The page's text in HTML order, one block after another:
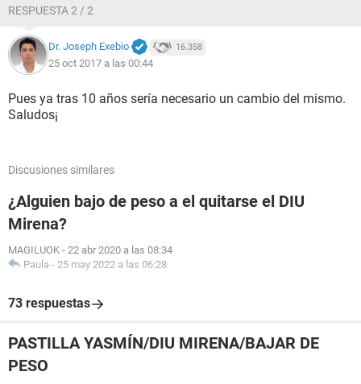
RESPUESTA 2 / 2
Dr. Joseph Exebio 16.358
25 oct 2017 a las 00:44
Pues ya tras 10 años sería necesario un cambio del mismo.
Saludos¡
Discusiones similares
¿Alguien bajo de peso a el quitarse el DIU
Mirena?
MAGILUOK - 22 abr 2020 a las 08:34
Paula - 25 may 2022 a las 06:28
73 respuestas
PASTILLA YASMÍN/DIU MIRENA/BAJAR DE
PESO